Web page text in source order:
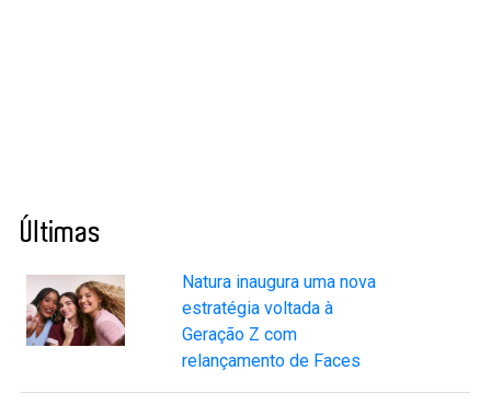
Últimas
Natura inaugura uma nova
estratégia voltada à
Geração Z com
relançamento de Faces